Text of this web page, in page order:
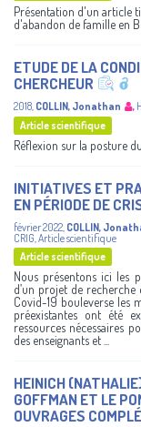
Présentation d'un article
d'abandon de famille en
ETUDE DE LA
CHERCHEUR
2018 COLLIN, Jonathan ,
Article scientifique
Réflexion sur la posture
INITIATIVES ET
EN PÉRIODE DE
février 2022 COLLIN,
CRIG Article scientifique
Article scientifique
Nous présentons ici les
d’un projet de recherche
Covid-19 bouleverse les
préexistantes ont été
ressources nécessaires
des enseignants et ...
HEINICH
GOFFMAN ET LE
OUVRAGES